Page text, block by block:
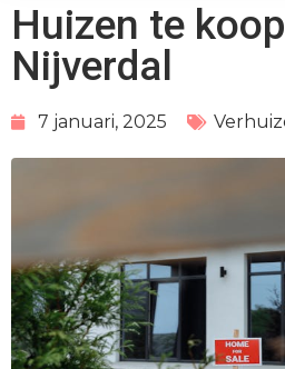
Huizen te
Nijverdal
7 januari, 2025